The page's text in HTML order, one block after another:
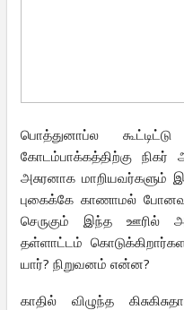
பொத்துனாப்ல
கோடம்பாக்கத்திற்கு
அசுரனாக மாறியவர்களும்
புகைக்கே காணாமல்
செருகும் இந்த ஊரில்
தள்ளாட்டம்
யார்? நிறுவனம் என்ன?
காதில் விழுந்த